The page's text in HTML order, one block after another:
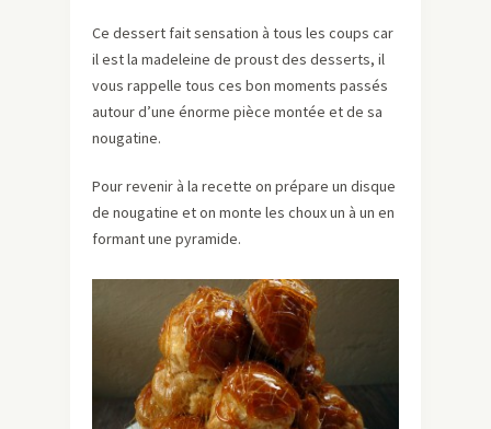
Ce dessert fait sensation à tous les coups car
il est la madeleine de proust des desserts, il
vous rappelle tous ces bon moments passés
autour d’une énorme pièce montée et de sa
nougatine.
Pour revenir à la recette on prépare un disque
de nougatine et on monte les choux un à un en
formant une pyramide.